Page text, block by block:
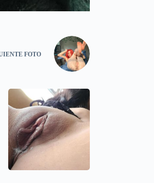
FOTO